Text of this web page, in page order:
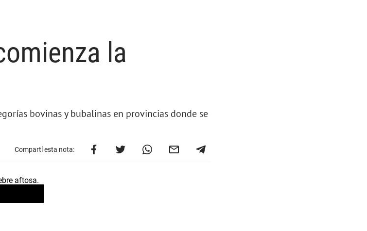
la
bovinas y bubalinas en provincias donde se
Compartí esta nota: